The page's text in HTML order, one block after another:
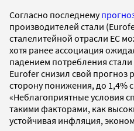
Согласно последнему
производителей стали
сталелитейной отрасли ЕС
хотя ранее ассоциация
падением потребления стали
Eurofer снизил свой прогноз
сторону понижения, до 1,4%
«Неблагоприятные условия
такими факторами, как
устойчивая инфляция,